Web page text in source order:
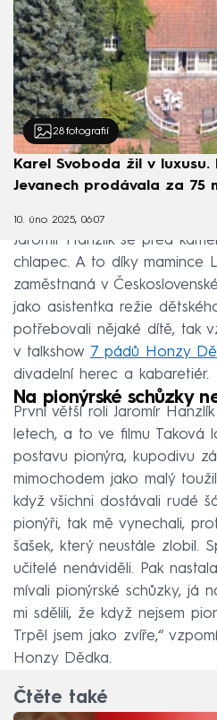
28 fotografií
Karel Svoboda žil v
Jevanech prodávala za 75
10. úno 2025, 06:07
Jaromír Hanzlík se před
chlapec. A to díky mamince
zaměstnaná v
jako asistentka režie
potřebovali nějaké dítě, tak
v talkshow 7 pádů Honzy
divadelní herec a kabaretiér.
Na pionýrské schůzky
První větší roli Jaromír
letech, a to ve filmu Taková
postavu pionýra, kupodivu
mimochodem jako malý
když všichni dostávali rudé
pionýři, tak mě vynechali,
šašek, který neustále zlobil.
učitelé nenáviděli. Pak
mívali pionýrské schůzky, já
mi sdělili, že když nejsem
Trpěl jsem jako zvíře,“
Honzy Dědka.
Čtěte také